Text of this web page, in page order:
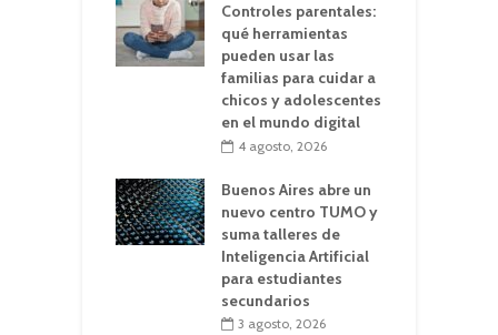
Controles parentales:
qué herramientas
pueden usar las
familias para cuidar a
chicos y adolescentes
en el mundo digital
4 agosto, 2026
Buenos Aires abre un
nuevo centro TUMO y
suma talleres de
Inteligencia Artificial
para estudiantes
secundarios
3 agosto, 2026